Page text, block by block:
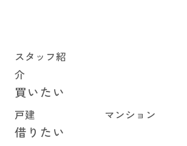
スタッフ紹
介
買いたい
戸建 マンション
借りたい